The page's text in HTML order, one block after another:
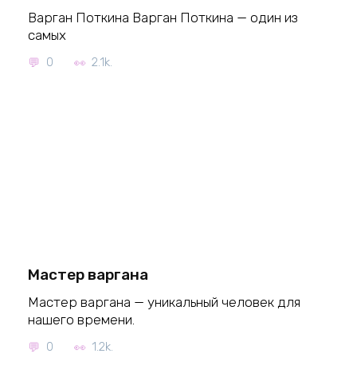
Варган Поткина Варган Поткина — один из
самых
0 2.1k.
Мастер варгана
Мастер варгана — уникальный человек для
нашего времени.
0 1.2k.